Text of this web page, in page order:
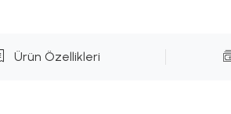
Ürün Özellikleri